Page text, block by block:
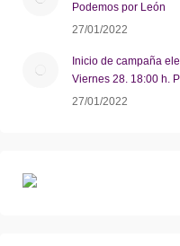
Podemos por León
27/01/2022
Inicio de campaña
Viernes 28. 18:00 h.
27/01/2022